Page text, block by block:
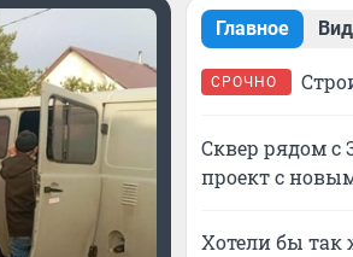
Главное
СРОЧНО
Сквер рядом с
проект с
Хотели бы так